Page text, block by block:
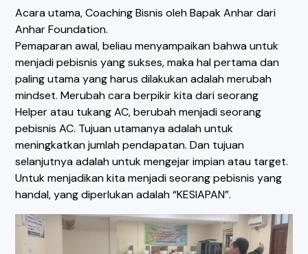
Acara utama, Coaching Bisnis oleh Bapak Anhar dari
Anhar Foundation.
Pemaparan awal, beliau menyampaikan bahwa untuk
menjadi pebisnis yang sukses, maka hal pertama dan
paling utama yang harus dilakukan adalah merubah
mindset. Merubah cara berpikir kita dari seorang
Helper atau tukang AC, berubah menjadi seorang
pebisnis AC. Tujuan utamanya adalah untuk
meningkatkan jumlah pendapatan. Dan tujuan
selanjutnya adalah untuk mengejar impian atau target.
Untuk menjadikan kita menjadi seorang pebisnis yang
handal, yang diperlukan adalah “KESIAPAN”.